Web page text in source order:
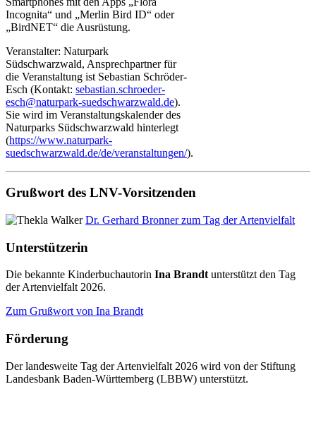
Incognita“ und „Merlin Bird ID“ oder
„BirdNET“ die Ausrüstung.
Veranstalter: Naturpark
Südschwarzwald, Ansprechpartner für
die Veranstaltung ist Sebastian Schröder-
Esch (Kontakt: sebastian.schroeder-
esch@naturpark-suedschwarzwald.de).
Sie wird im Veranstaltungskalender des
Naturparks Südschwarzwald hinterlegt
(https://www.naturpark-
suedschwarzwald.de/de/veranstaltungen/).
Grußwort des LNV-Vorsitzenden
Dr. Gerhard Bronner zum Tag der Artenvielfalt
Unterstützerin
Die bekannte Kinderbuchautorin Ina Brandtunterstützt den Tag
der Artenvielfalt 2026.
Zum Grußwort von Ina Brandt
Förderung
Der landesweite Tag der Artenvielfalt 2026 wird von der Stiftung
Landesbank Baden-Württemberg (LBBW) unterstützt.